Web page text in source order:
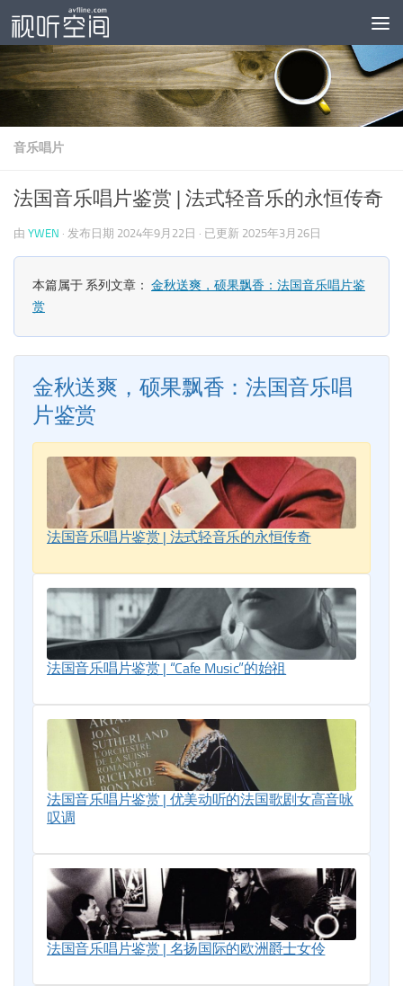
跳至内容
音乐唱片
法国音乐唱片鉴赏 | 法式轻音乐的永恒传奇
由 YWEN · 发布日期 2024年9月22日 · 已更新 2025年3月26日
本篇属于 系列文章： 金秋送爽，硕果飘香：法国音乐唱片鉴
赏
金秋送爽，硕果飘香：法国音乐唱
片鉴赏
法国音乐唱片鉴赏 | 法式轻音乐的永恒传奇
法国音乐唱片鉴赏 | “Cafe Music”的始祖
法国音乐唱片鉴赏 | 优美动听的法国歌剧女高音咏
叹调
法国音乐唱片鉴赏 | 名扬国际的欧洲爵士女伶